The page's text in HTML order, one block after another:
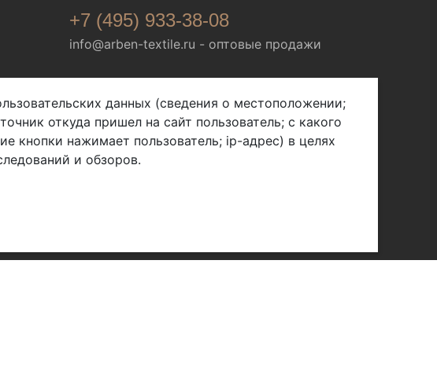
+7 (495) 933-38-08
info@arben-textile.ru - оптовые продажи
данных (сведения о местоположении;
откуда пришел на сайт пользователь; с какого
кнопки нажимает пользователь; ip-адрес) в целях
и обзоров.